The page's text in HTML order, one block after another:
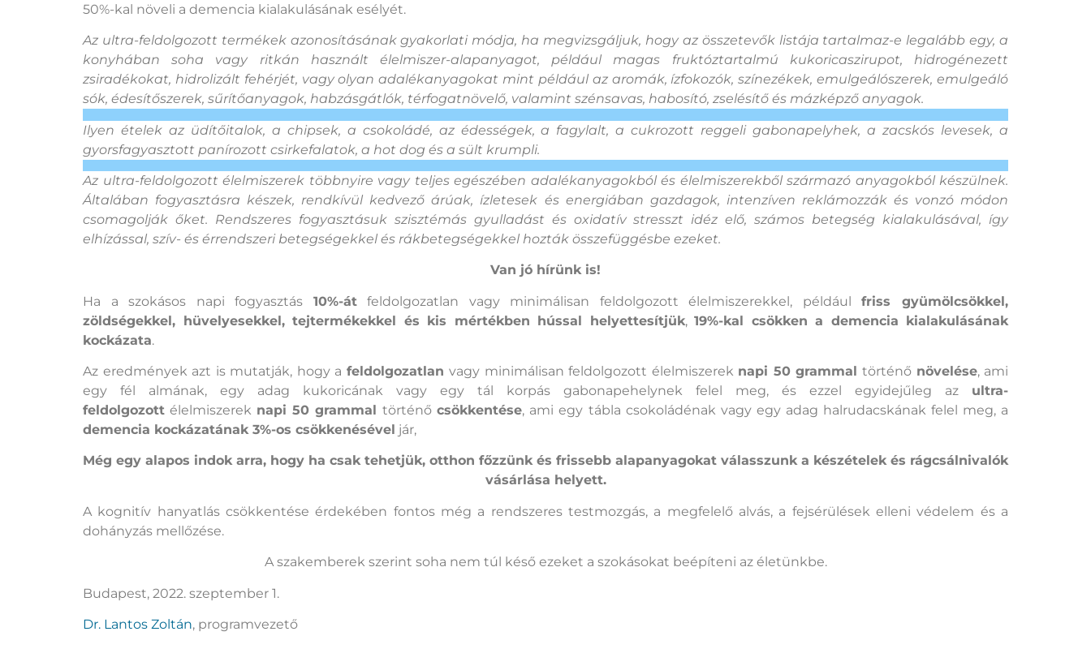
50%-kal növeli a demencia kialakulásának esélyét.
Az ultra-feldolgozott termékek azonosításának gyakorlati módja, ha megvizsgáljuk, hogy az összetevők listája tartalmaz-e legalább egy, a
konyhában soha vagy ritkán használt élelmiszer-alapanyagot, például magas fruktóztartalmú kukoricaszirupot, hidrogénezett
zsiradékokat, hidrolizált fehérjét, vagy olyan adalékanyagokat mint például az aromák, ízfokozók, színezékek, emulgeálószerek, emulgeáló
sók, édesítőszerek, sűrítőanyagok, habzásgátlók, térfogatnövelő, valamint szénsavas, habosító, zselésítő és mázképző anyagok.
Ilyen ételek az üdítőitalok, a chipsek, a csokoládé, az édességek, a fagylalt, a cukrozott reggeli gabonapelyhek, a zacskós levesek, a
gyorsfagyasztott panírozott csirkefalatok, a hot dog és a sült krumpli.
Az ultra-feldolgozott élelmiszerek többnyire vagy teljes egészében adalékanyagokból és élelmiszerekből származó anyagokból készülnek.
Általában fogyasztásra készek, rendkívül kedvező árúak, ízletesek és energiában gazdagok, intenzíven reklámozzák és vonzó módon
csomagolják őket. Rendszeres fogyasztásuk szisztémás gyulladást és oxidatív stresszt idéz elő, számos betegség kialakulásával, így
elhízással, szív- és érrendszeri betegségekkel és rákbetegségekkel hozták összefüggésbe ezeket.
Van jó hírünk is!
Ha a szokásos napi fogyasztás 10%-átfeldolgozatlan vagy minimálisan feldolgozott élelmiszerekkel, példáulfriss gyümölcsökkel,
zöldségekkel, hüvelyesekkel, tejtermékekkel és kis mértékben hússal helyettesítjük, 19%-kal csökken a demencia kialakulásának
kockázata.
Az eredmények azt is mutatják, hogy a feldolgozatlanvagy minimálisan feldolgozott élelmiszerek napi 50 grammal történő növelése, ami
egy fél almának, egy adag kukoricának vagy egy tál korpás gabonapehelynek felel meg, és ezzel egyidejűleg az ultra-
feldolgozott élelmiszerek napi 50 grammaltörténőcsökkentése, ami egy tábla csokoládénak vagy egy adag halrudacskának felel meg, a
demencia kockázatának 3%-os csökkenésével jár,
Még egy alapos indok arra, hogy ha csak tehetjük, otthon főzzünk és frissebb alapanyagokat válasszunk a készételek és rágcsálnivalók
vásárlása helyett.
A kognitív hanyatlás csökkentése érdekében fontos még a rendszeres testmozgás, a megfelelő alvás, a fejsérülések elleni védelem és a
dohányzás mellőzése.
A szakemberek szerint soha nem túl késő ezeket a szokásokat beépíteni az életünkbe.
Budapest, 2022. szeptember 1.
Dr. Lantos Zoltán, programvezető